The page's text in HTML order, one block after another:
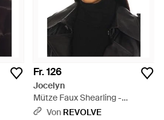
Fr. 126
Jocelyn
Mütze Faux Shearling -
Schwarz
Von REVOLVE